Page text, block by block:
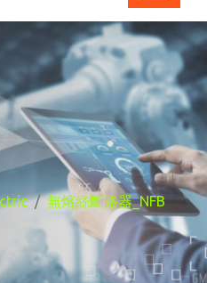
無熔絲斷路器_NFB